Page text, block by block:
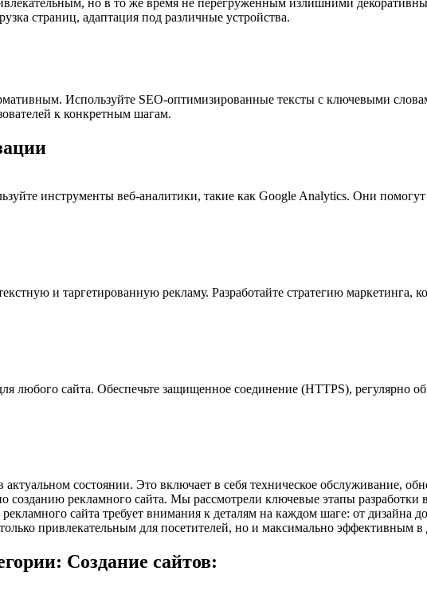
но в то же время не перегруженным излишними
страниц, адаптация под различные устройства.
Используйте SEO-оптимизированные тексты с ключевыми
к конкретным шагам.
инструменты веб-аналитики, такие как Google Analytics. Они
и таргетированную рекламу. Разработайте стратегию маркетинга,
любого сайта. Обеспечьте защищенное соединение (HTTPS), регулярно
актуальном состоянии. Это включает в себя техническое обслуживание,
созданию рекламного сайта. Мы рассмотрели ключевые этапы разработки
сайта требует внимания к деталям на каждом шаге: от дизайна
привлекательным для посетителей, но и максимально эффективным
Создание сайтов: